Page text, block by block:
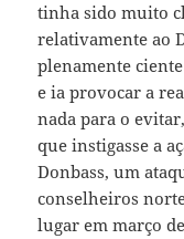
tinha sido muito
relativamente ao
plenamente
e ia provocar a
nada para o
que instigasse a
Donbass, um
conselheiros
lugar em março